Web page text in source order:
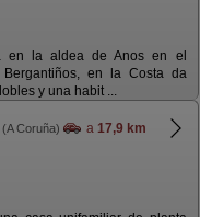
en la aldea de Anos en el
en la Costa da
y una habit ...
(A Coruña) a 17,9 km